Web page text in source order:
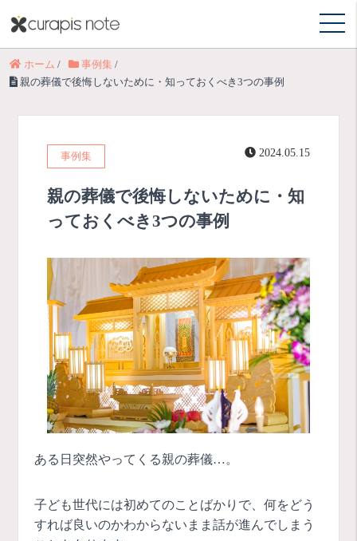
ホーム / 事例集 /
親の葬儀で後悔しないために・知っておくべき3つの事例
事例集 2024.05.15
親の葬儀で後悔しないために・知
っておくべき3つの事例
ある日突然やってくる親の葬儀…。
子ども世代には初めてのことばかりで、何をどう
すれば良いのかわからないまま話が進んでしまう